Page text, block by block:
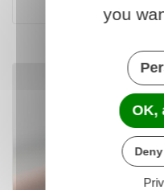
you
OK,